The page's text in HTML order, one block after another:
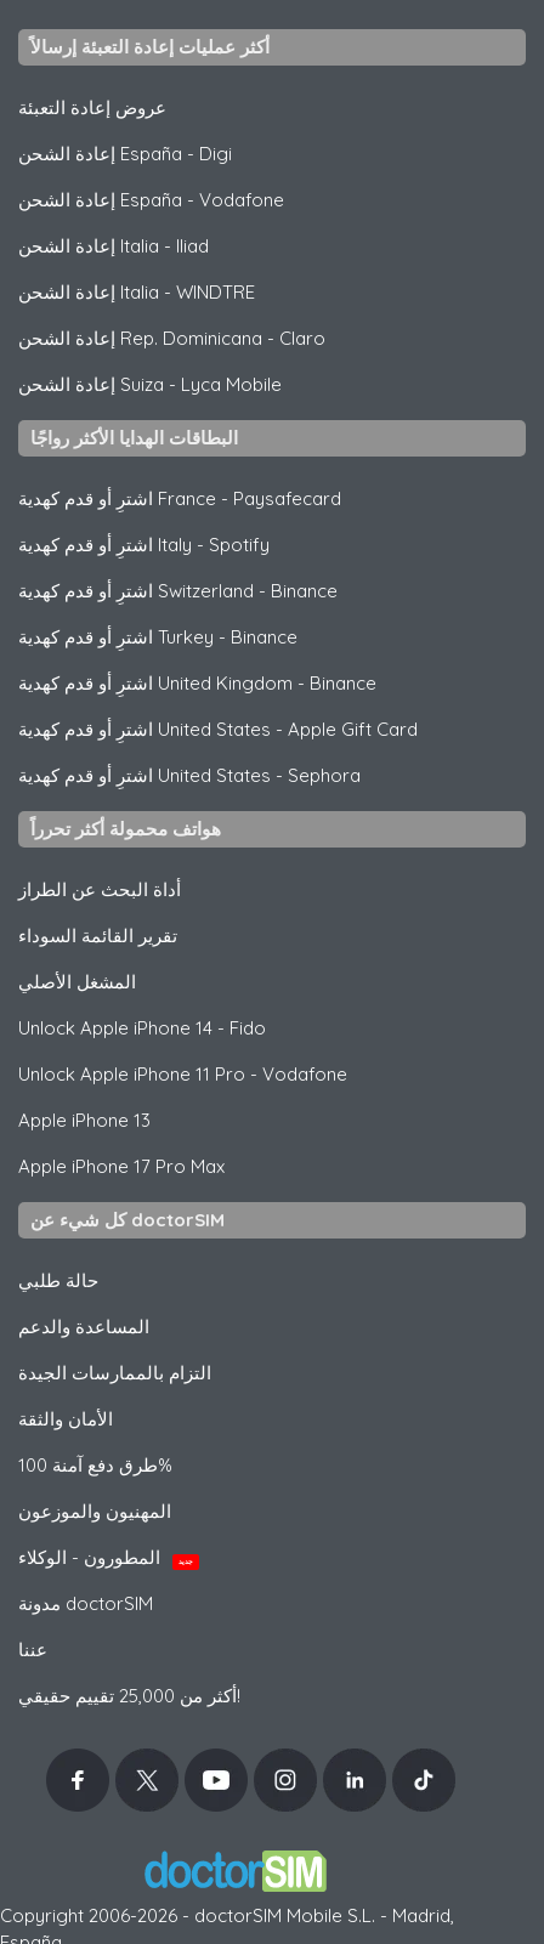
أكثر عمليات إعادة التعبئة إرسالاً
عروض إعادة التعبئة
إعادة الشحن España - Digi
إعادة الشحن España - Vodafone
إعادة الشحن Italia - Iliad
إعادة الشحن Italia - WINDTRE
إعادة الشحن Rep. Dominicana - Claro
إعادة الشحن Suiza - Lyca Mobile
البطاقات الهدايا الأكثر رواجًا
اشترِ أو قدم كهدية France - Paysafecard
اشترِ أو قدم كهدية Italy - Spotify
اشترِ أو قدم كهدية Switzerland - Binance
اشترِ أو قدم كهدية Turkey - Binance
اشترِ أو قدم كهدية United Kingdom - Binance
اشترِ أو قدم كهدية United States - Apple Gift Card
اشترِ أو قدم كهدية United States - Sephora
هواتف محمولة أكثر تحرراً
أداة البحث عن الطراز
تقرير القائمة السوداء
المشغل الأصلي
Unlock Apple iPhone 14 - Fido
Unlock Apple iPhone 11 Pro - Vodafone
Apple iPhone 13
Apple iPhone 17 Pro Max
كل شيء عن doctorSIM
حالة طلبي
المساعدة والدعم
التزام بالممارسات الجيدة
الأمان والثقة
طرق دفع آمنة 100%
المهنيون والموزعون
جديد
مدونة doctorSIM
عننا
أكثر من 25,000 تقييم حقيقي!
Copyright 2006-2026 - doctorSIM Mobile S.L. - Madrid,